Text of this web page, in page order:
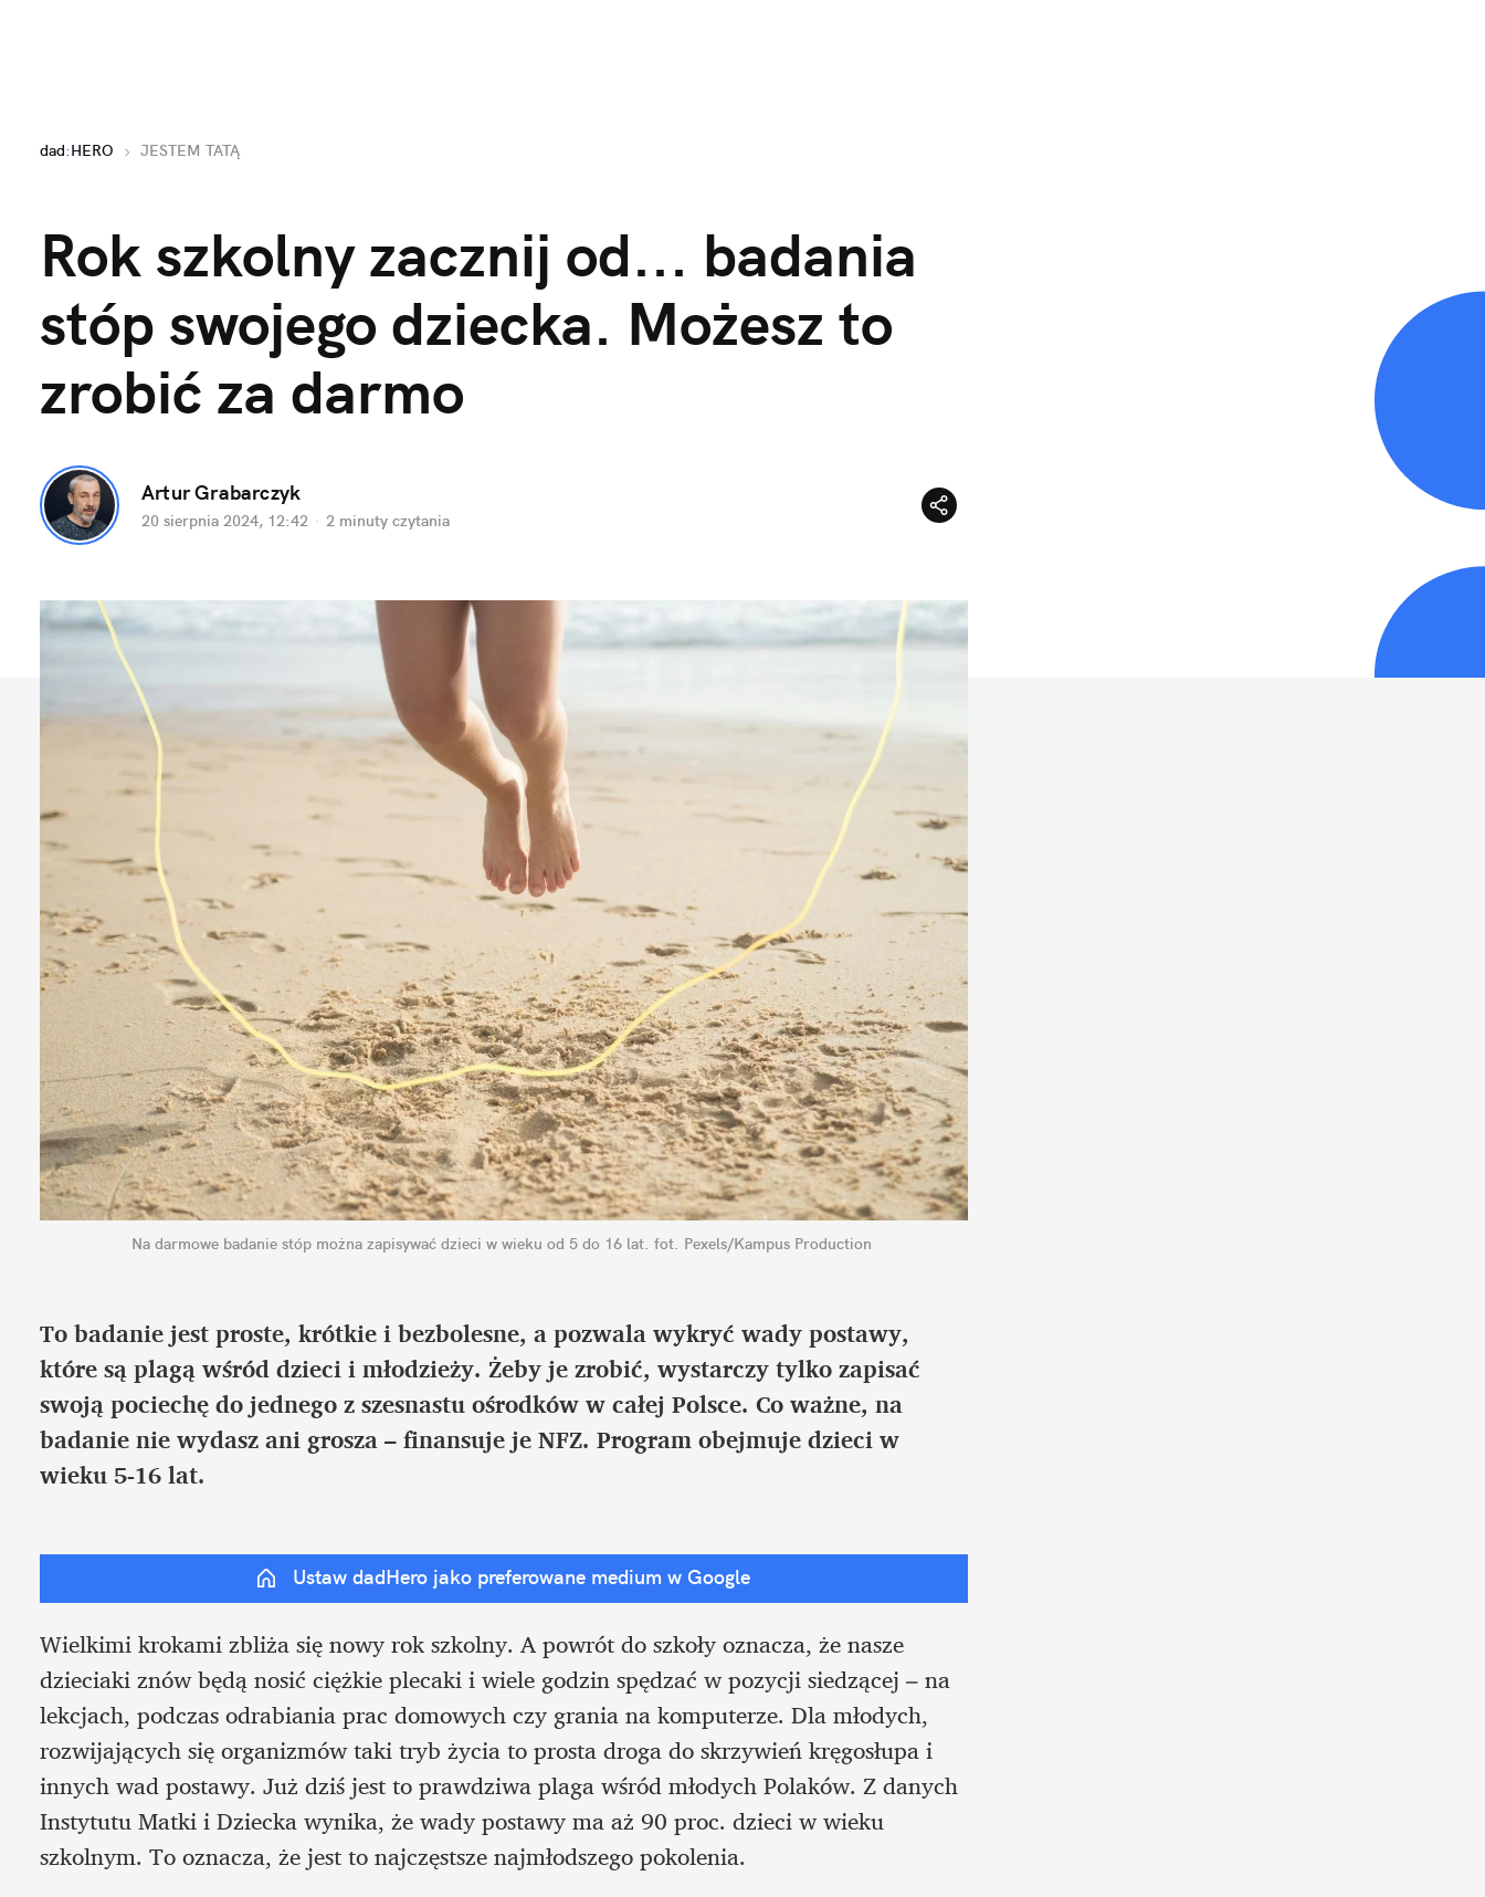
dad:HERO JESTEM TATĄ
Rok szkolny zacznij od... badania
stóp swojego dziecka. Możesz to
zrobić za darmo
Artur Grabarczyk
20 sierpnia 2024, 12:42 · 2 minuty czytania
Na darmowe badanie stóp można zapisywać dzieci w wieku od 5 do 16 lat. fot. Pexels/Kampus Production
To badanie jest proste, krótkie i bezbolesne, a pozwala wykryć wady postawy,
które są plagą wśród dzieci i młodzieży. Żeby je zrobić, wystarczy tylko zapisać
swoją pociechę do jednego z szesnastu ośrodków w całej Polsce. Co ważne, na
badanie nie wydasz ani grosza ­­– finansuje je NFZ. Program obejmuje dzieci w
wieku 5-16 lat.
Ustaw dadHero jako preferowane medium w Google
Wielkimi krokami zbliża się nowy rok szkolny. A powrót do szkoły oznacza, że nasze
dzieciaki znów będą nosić ciężkie plecaki i wiele godzin spędzać w pozycji siedzącej ­– na
lekcjach, podczas odrabiania prac domowych czy grania na komputerze. Dla młodych,
rozwijających się organizmów taki tryb życia to prosta droga do skrzywień kręgosłupa i
innych wad postawy. Już dziś jest to prawdziwa plaga wśród młodych Polaków. Z danych
Instytutu Matki i Dziecka wynika, że wady postawy ma aż 90 proc. dzieci w wieku
szkolnym. To oznacza, że jest to najczęstsze najmłodszego pokolenia.